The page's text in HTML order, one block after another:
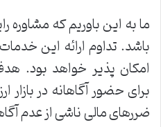
ما به این باوریم که مشاوره
باشد. تداوم ارائه این
امکان پذیر خواهد بود.
برای حضور آگاهانه در بازار
ضررهای مالی ناشی از عدم